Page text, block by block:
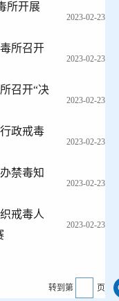
所开展
2023-02-23
所召开
2023-02-23
召开“决
2023-02-23
政戒毒
2023-02-23
禁毒知
2023-02-23
戒毒人
2023-02-23
转到第 页